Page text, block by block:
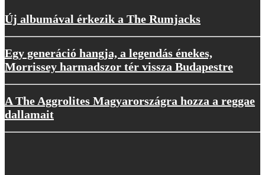
Új albumával érkezik a The Rumjacks
Egy generáció hangja, a legendás énekes,
Morrissey harmadszor tér vissza Budapestre
A The Aggrolites Magyarországra hozza a reggae
dallamait